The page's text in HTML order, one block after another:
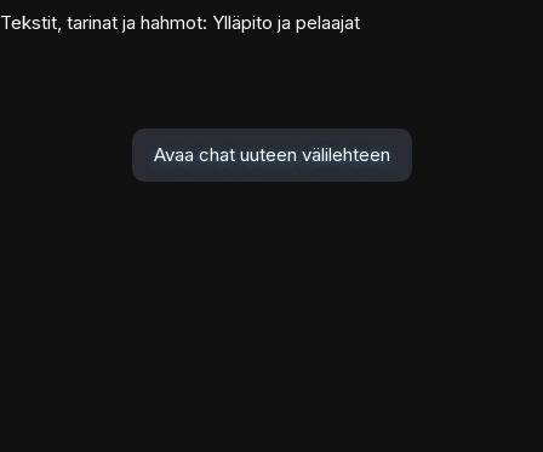
Tekstit, tarinat ja hahmot: Ylläpito ja pelaajat
Avaa chat uuteen välilehteen